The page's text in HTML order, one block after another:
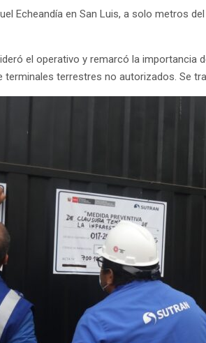
Echeandía en San Luis, a solo metros
el operativo y remarcó la
terminales terrestres no autorizados. Se